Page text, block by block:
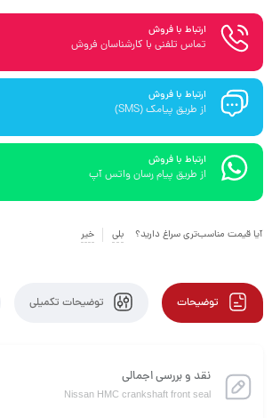
ارتباط با فروش
تماس تلفنی با کارشناسان فروش
ارتباط با فروش
از طریق پیامک (SMS)
ارتباط با فروش
از طریق پیام رسان واتس آپ
آیا قیمت مناسب‌تری سراغ دارید؟ بلی خیر
توضیحات توضیحات تکمیلی
نقد و بررسی اجمالی
Nissan HMC crankshaft front seal